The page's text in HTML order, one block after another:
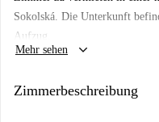
Sokolská. Die Unterkunft
Aufzug.
Mehr sehen
keyboard_arrow_down
Zimmerbeschreibung